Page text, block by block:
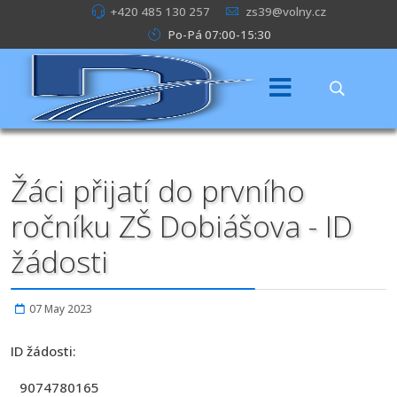
+420 485 130 257
zs39@volny.cz
Po-Pá 07:00-15:30
Žáci přijatí do prvního
ročníku ZŠ Dobiášova - ID
žádosti
07 May 2023
ID žádosti:
9074780165